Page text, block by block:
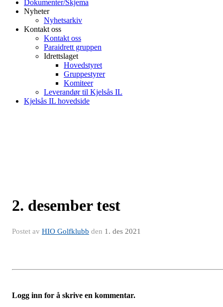
Dokumenter/Skjema
Nyheter
Nyhetsarkiv
Kontakt oss
Kontakt oss
Paraidrett gruppen
Idrettslaget
Hovedstyret
Gruppestyrer
Komiteer
Leverandør til Kjelsås IL
Kjelsås IL hovedside
2. desember test
Postet av HIO Golfklubb den 1. des 2021
Logg inn for å skrive en kommentar.